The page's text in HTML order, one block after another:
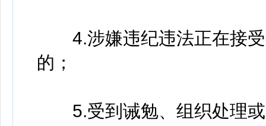
4.涉嫌违纪违法正在接受
的；
5.受到诫勉、组织处理或